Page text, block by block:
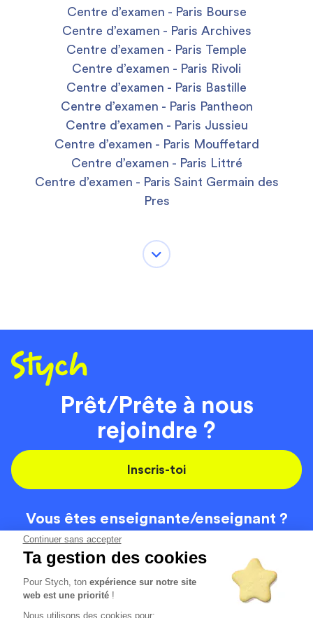
Continuer sans accepter
Ta gestion des cookies
Pour Stych, tonexpérience sur notre site
web est une priorité !
Nous utilisons des cookies pour:
Centre d’examen - Paris Bourse
Centre d’examen - Paris Archives
Centre d’examen - Paris Temple
Centre d’examen - Paris Rivoli
Centre d’examen - Paris Bastille
Centre d’examen - Paris Pantheon
Centre d’examen - Paris Jussieu
Centre d’examen - Paris Mouffetard
Centre d’examen - Paris Littré
Centre d’examen - Paris Saint Germain des
Pres
Prêt/Prête à nous
rejoindre ?
Inscris-toi
Vous êtes enseignante/enseignant ?
On recrute
Code de la route
Contact